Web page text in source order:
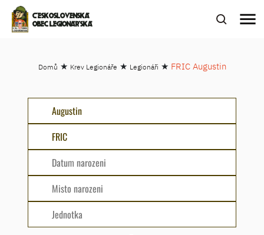
ČESKOSLOVENSKÁ
OBEC LEGIONÁŘSKÁ
menu
Domů ★ Krev Legionáře ★ Legionáři ★ FRIC Augustin